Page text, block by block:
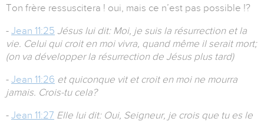
Ton frère ressuscitera ! oui, mais ce n’est pas possible !?
- Jean 11:25 Jésus lui dit: Moi, je suis la résurrection et la
vie. Celui qui croit en moi vivra, quand même il serait mort;
(on va développer la résurrection de Jésus plus tard)
- Jean 11:26 et quiconque vit et croit en moi ne mourra
jamais. Crois-tu cela?
- Jean 11:27 Elle lui dit: Oui, Seigneur, je crois que tu es le